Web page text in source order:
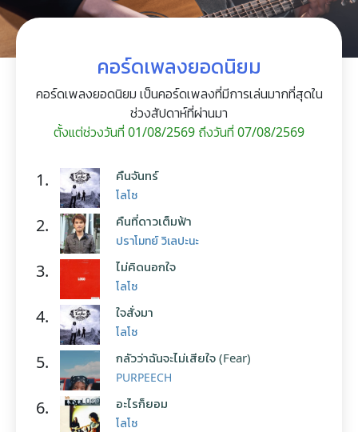
คอร์ดเพลงยอดนิยม
คอร์ดเพลงยอดนิยม เป็นคอร์ดเพลงที่มีการเล่นมากที่สุดใน
ช่วงสัปดาห์ที่ผ่านมา
ตั้งแต่ช่วงวันที่ 01/08/2569 ถึงวันที่ 07/08/2569
1. คืนจันทร์
โลโซ
2. คืนที่ดาวเต็มฟ้า
ปราโมทย์ วิเลปะนะ
3. ไม่คิดนอกใจ
โลโซ
4. ใจสั่งมา
โลโซ
5. กลัวว่าฉันจะไม่เสียใจ (Fear)
PURPEECH
6. อะไรก็ยอม
โลโซ